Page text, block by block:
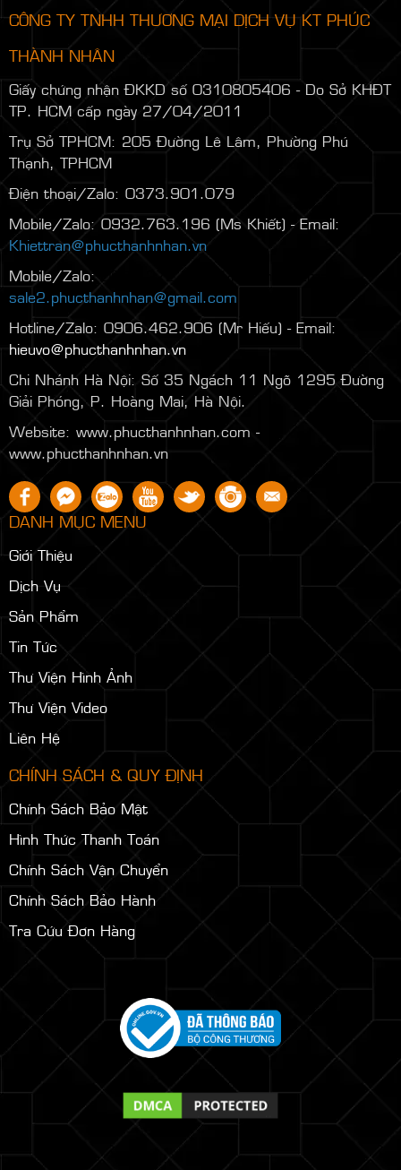
CÔNG TY TNHH THƯƠNG MẠI DỊCH VỤ KT PHÚC
THÀNH NHÂN
Giấy chứng nhận ĐKKD số 0310805406 - Do Sở KHĐT
TP. HCM cấp ngày 27/04/2011
Trụ Sở TPHCM: 205 Đường Lê Lâm, Phường Phú
Thạnh, TPHCM
Điện thoại/Zalo: 0373.901.079
Mobile/Zalo: 0932.763.196 (Ms Khiết) - Email:
Khiettran@phucthanhnhan.vn
Mobile/Zalo:
0986.272.500
sale2.phucthanhnhan@gmail.com
Hotline/Zalo: 0906.462.906 (Mr Hiếu) - Email:
hieuvo@phucthanhnhan.vn
Chi Nhánh Hà Nội: Số 35 Ngách 11 Ngõ 1295 Đường
Giải Phóng, P. Hoàng Mai, Hà Nội.
Website: www.phucthanhnhan.com -
www.phucthanhnhan.vn
DANH MỤC MENU
Giới Thiệu
Dịch Vụ
Sản Phẩm
Tin Tức
Thư Viện Hình Ảnh
Thư Viện Video
Liên Hệ
CHÍNH SÁCH & QUY ĐỊNH
Chính Sách Bảo Mật
Hình Thức Thanh Toán
Chính Sách Vận Chuyển
Chính Sách Bảo Hành
Tra Cứu Đơn Hàng